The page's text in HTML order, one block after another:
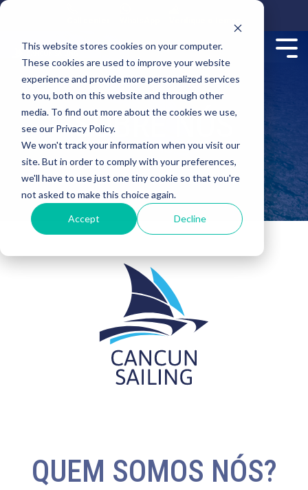
This website stores cookies on your computer.
These cookies are used to improve your website
experience and provide more personalized services
to you, both on this website and through other
media. To find out more about the cookies we use,
see our Privacy Policy.
We won't track your information when you visit our
site. But in order to comply with your preferences,
we'll have to use just one tiny cookie so that you're
not asked to make this choice again.
Accept Decline
SOBRE NÓS
QUEM SOMOS NÓS?